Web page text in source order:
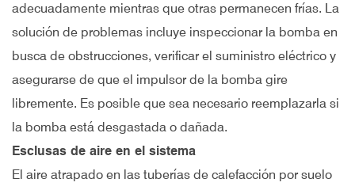
adecuadamente mientras que otras permanecen frías. La
solución de problemas incluye inspeccionar la bomba en
busca de obstrucciones, verificar el suministro eléctrico y
asegurarse de que el impulsor de la bomba gire
libremente. Es posible que sea necesario reemplazarla si
la bomba está desgastada o dañada.
Esclusas de aire en el sistema
El aire atrapado en las tuberías de calefacción por suelo